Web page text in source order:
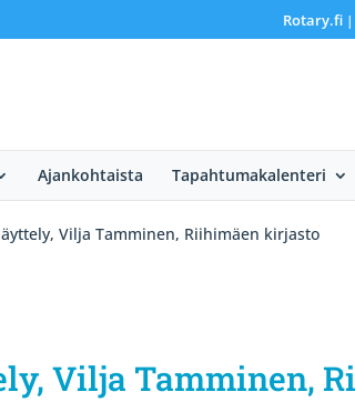
Rotary.fi|
Ajankohtaista Tapahtumakalenteri
Vilja Tamminen, Riihimäen kirjasto
Vilja Tamminen,